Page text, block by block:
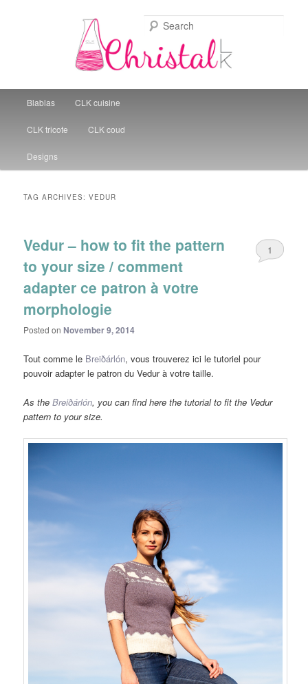
Christal Little Kitchen
Skip to primary content
Skip to secondary content
Blablas CLK cuisine
CLK tricote CLK coud
Designs
TAG ARCHIVES:VEDUR
Vedur – how to fit the pattern
to your size / comment
adapter ce patron à votre
morphologie
Posted on November 9, 2014
1
Tout comme le Breiðárlón, vous trouverez ici le tutoriel pour
pouvoir adapter le patron du Vedur à votre taille.
As theBreiðárlón, you can find here the tutorial to fit the Vedur
pattern to your size.